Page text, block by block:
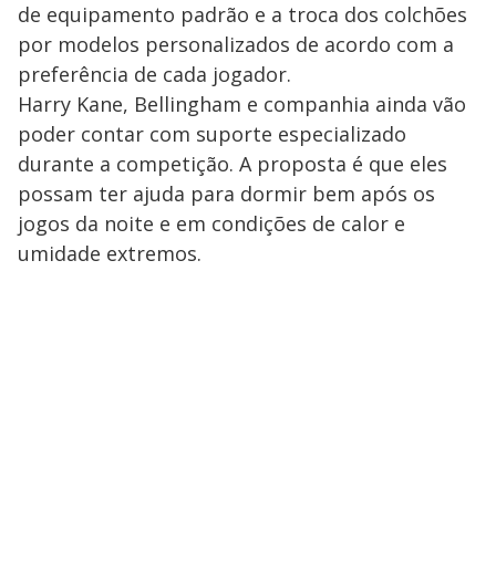
de equipamento padrão e a troca dos colchões
por modelos personalizados de acordo com a
preferência de cada jogador.
Harry Kane, Bellingham e companhia ainda vão
poder contar com suporte especializado
durante a competição. A proposta é que eles
possam ter ajuda para dormir bem após os
jogos da noite e em condições de calor e
umidade extremos.